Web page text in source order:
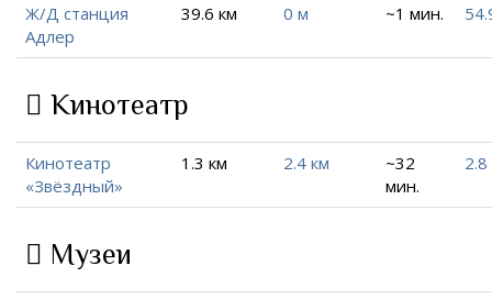
Ж/Д станция
Адлер
39.6 км 0 м ~1 мин.
Кинотеатр
Кинотеатр
«Звёздный»
1.3 км 2.4 км
~32
мин.
Музеи